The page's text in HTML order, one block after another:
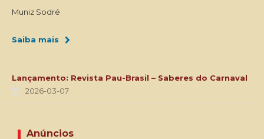
Muniz Sodré
Saiba mais
Lançamento: Revista Pau-Brasil – Saberes do Carnaval
2026-03-07
Anúncios